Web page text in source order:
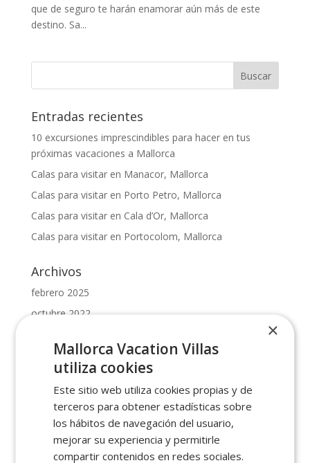
que de seguro te harán enamorar aún más de este
destino. Sa...
Entradas recientes
10 excursiones imprescindibles para hacer en tus
próximas vacaciones a Mallorca
Calas para visitar en Manacor, Mallorca
Calas para visitar en Porto Petro, Mallorca
Calas para visitar en Cala d’Or, Mallorca
Calas para visitar en Portocolom, Mallorca
Archivos
febrero 2025
octubre 2022
febrero 2022
enero 2022
enero 2021
febrero 2019
diciembre 2018
×
Mallorca Vacation Villas
utiliza cookies
Este sitio web utiliza cookies propias y de
terceros para obtener estadísticas sobre
los hábitos de navegación del usuario,
mejorar su experiencia y permitirle
compartir contenidos en redes sociales.